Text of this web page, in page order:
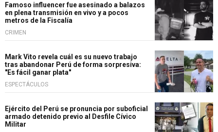
Famoso influencer fue asesinado a balazos
en plena transmisión en vivo y a pocos
metros de la Fiscalía
CRIMEN
Mark Vito revela cuál es su nuevo trabajo
tras abandonar Perú de forma sorpresiva:
"Es fácil ganar plata"
ESPECTÁCULOS
Ejército del Perú se pronuncia por suboficial
armado detenido previo al Desfile Cívico
Militar